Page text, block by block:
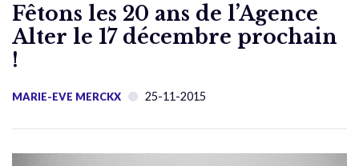
Fêtons les 20 ans de l’Agence
Alter le 17 décembre prochain
!
MARIE-EVE MERCKX 25-11-2015